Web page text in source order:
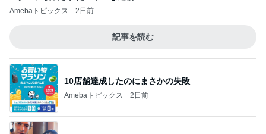
Amebaトピックス 2日前
記事を読む
10店舗達成したのにまさかの失敗
Amebaトピックス 2日前